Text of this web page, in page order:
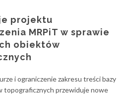
projektu
MRPiT w sprawie
obiektów
i ograniczenie zakresu treści bazy
topograficznych przewiduje nowe